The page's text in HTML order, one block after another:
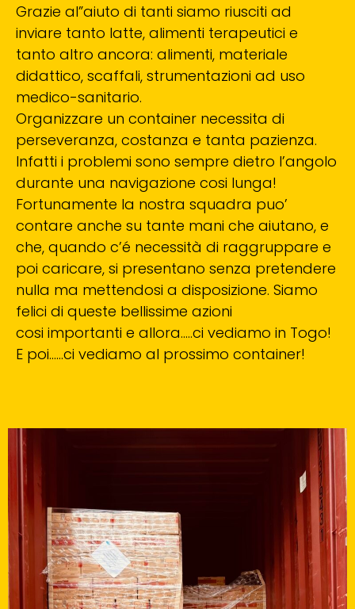
Grazie al”aiuto di tanti siamo riusciti ad
inviare tanto latte, alimenti terapeutici e
tanto altro ancora: alimenti, materiale
didattico, scaffali, strumentazioni ad uso
medico-sanitario.
Organizzare un container necessita di
perseveranza, costanza e tanta pazienza.
Infatti i problemi sono sempre dietro l’angolo
durante una navigazione cosi lunga!
Fortunamente la nostra squadra puo’
contare anche su tante mani che aiutano, e
che, quando c’é necessità di raggruppare e
poi caricare, si presentano senza pretendere
nulla ma mettendosi a disposizione. Siamo
felici di queste bellissime azioni
cosi importanti e allora…..ci vediamo in Togo!
E poi……ci vediamo al prossimo container!